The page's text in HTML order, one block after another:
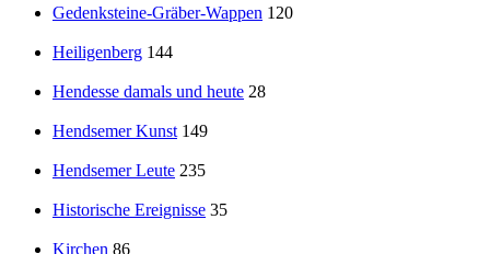
Gedenksteine-Gräber-Wappen 120
Heiligenberg 144
Hendesse damals und heute 28
Hendsemer Kunst 149
Hendsemer Leute 235
Historische Ereignisse 35
Kirchen 86